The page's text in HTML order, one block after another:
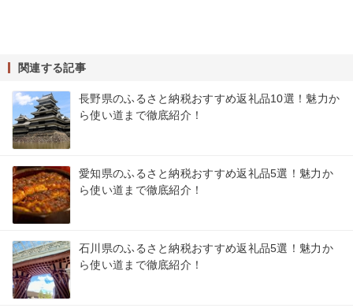
関連する記事
長野県のふるさと納税おすすめ返礼品10選！魅力か
ら使い道まで徹底紹介！
愛知県のふるさと納税おすすめ返礼品5選！魅力か
ら使い道まで徹底紹介！
石川県のふるさと納税おすすめ返礼品5選！魅力か
ら使い道まで徹底紹介！